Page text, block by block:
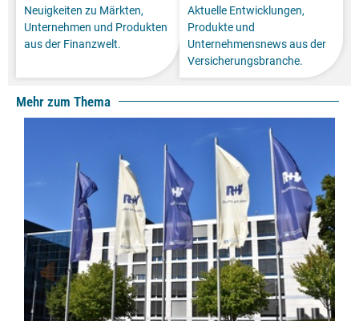
Neuigkeiten zu Märkten,
Unternehmen und Produkten
aus der Finanzwelt.
Aktuelle Entwicklungen,
Produkte und
Unternehmensnews aus der
Versicherungsbranche.
Mehr zum Thema